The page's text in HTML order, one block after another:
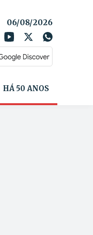
06/08/2026
HÁ 50 ANOS